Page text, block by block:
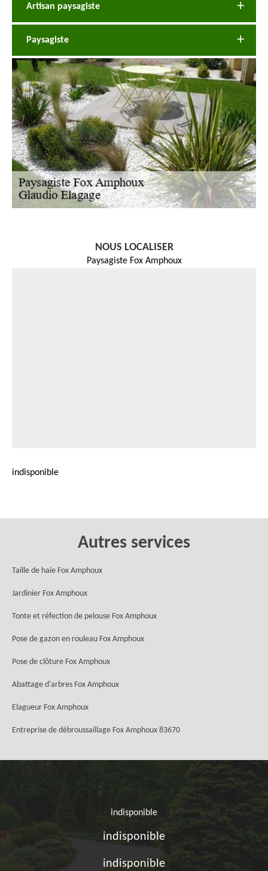
Artisan paysagiste
Paysagiste
NOUS LOCALISER
Paysagiste Fox Amphoux
indisponible
Autres services
Taille de haie Fox Amphoux
Jardinier Fox Amphoux
Tonte et réfection de pelouse Fox Amphoux
Pose de gazon en rouleau Fox Amphoux
Pose de clôture Fox Amphoux
Abattage d'arbres Fox Amphoux
Elagueur Fox Amphoux
Entreprise de débroussaillage Fox Amphoux 83670
indisponible
indisponible
indisponible